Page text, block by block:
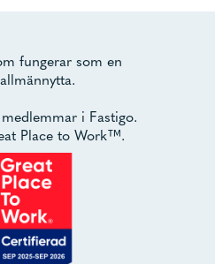
fungerar som en
i Fastigo.
Place to Work™.